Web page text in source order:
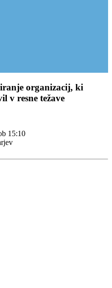
organizacij, ki
v resne težave
15:10